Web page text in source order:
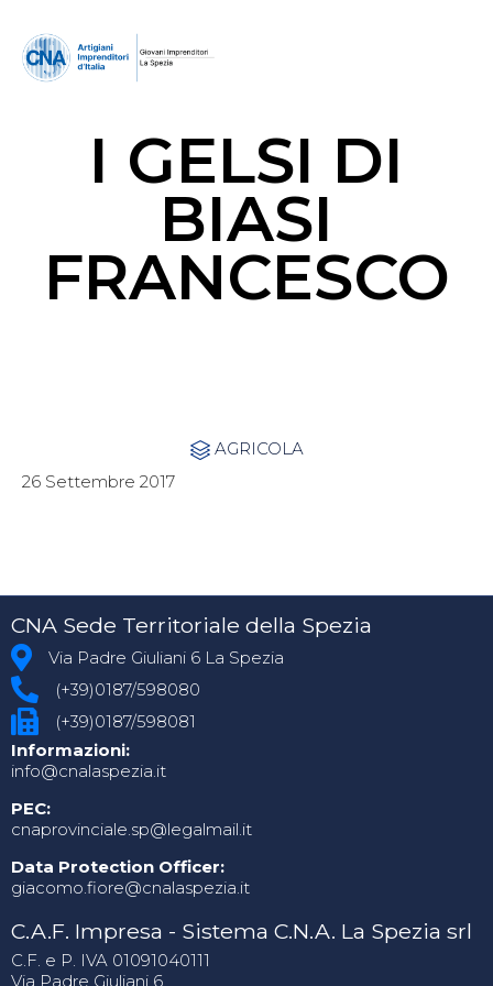
I GELSI DI
BIASI
FRANCESCO
 Category
AGRICOLA
26 Settembre 2017
CNA Sede Territoriale della Spezia
Via Padre Giuliani 6 La Spezia
(+39)0187/598080
(+39)0187/598081
Informazioni:
info@cnalaspezia.it
PEC:
cnaprovinciale.sp@legalmail.it
Data Protection Officer:
giacomo.fiore@cnalaspezia.it
C.A.F. Impresa - Sistema C.N.A. La Spezia srl
C.F. e P. IVA 01091040111
Via Padre Giuliani 6